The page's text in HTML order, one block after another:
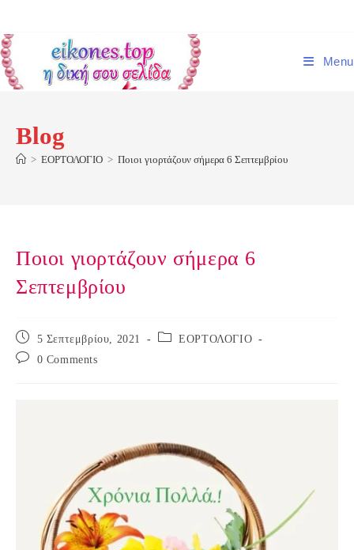
content
Menu
Blog
> ΕΟΡΤΟΛΟΓΙΟ > Ποιοι γιορτάζουν σήμερα 6 Σεπτεμβρίου
Ποιοι γιορτάζουν σήμερα 6
Σεπτεμβρίου
Post
published:
5 Σεπτεμβρίου, 2021
Post ΕΟΡΤΟΛΟΓΙΟ
Post
0 Comments